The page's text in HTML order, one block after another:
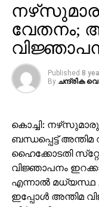
വേതനം;
Published 8
By ചന്ദ്രിക
കൊച്ചി:
ബന്ധപ്പെട്ട്
ഹൈക്കോടതി
വിജ്ഞാപനം
എന്നാല്‍ മധ്യസ്ഥ
ഇപ്പോള്‍ അന്തിമ